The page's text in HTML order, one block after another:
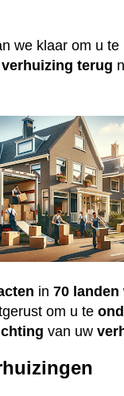
we klaar om u te
verhuizing terug
in 70
om u te
van uw